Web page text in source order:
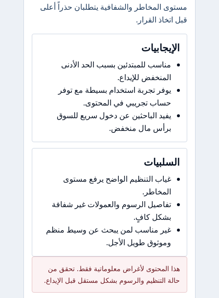
مستوى المخاطر والشفافية يتطلبان حذراً أعلى
قبل اتخاذ القرار.
الإيجابيات
مناسب للمبتدئين بسبب الحد الأدنى
المنخفض للإيداع.
يوفر تجربة استخدام بسيطة مع توفر
حساب تجريبي في المحتوى.
يفيد الباحثين عن دخول سريع للسوق
برأس مال منخفض.
السلبيات
غياب التنظيم الواضح يرفع مستوى
المخاطر.
تفاصيل الرسوم والعمولات غير شفافة
بشكل كافٍ.
غير مناسب لمن يبحث عن وسيط منظم
وموثوق طويل الأجل.
هذا المحتوى لأغراض معلوماتية فقط. تحقق من
حالة التنظيم والرسوم بشكل مستقل قبل الإيداع.